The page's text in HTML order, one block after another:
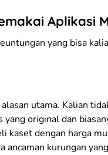
Aplikasi
yang bisa
utama. Kalian
yang original dan
kaset dengan harga
ancaman kurungan